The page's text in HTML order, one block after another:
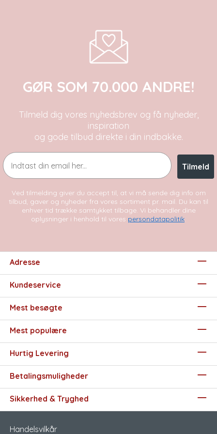
GØR SOM 70.000 ANDRE!
Tilmeld dig vores nyhedsbrev og få nyheder,
inspiration
og gode tilbud direkte i din indbakke.
Email
Tilmeld
Ved tilmelding giver du accept til, at vi må sende dig info om
tilbud, gaver og nyheder fra vores sortiment pr. mail. Du kan til
enhver tid trække samtykket tilbage. Vi behandler dine
oplysninger i henhold til vores persondatapolitik.
Adresse
Kundeservice
Mest besøgte
Mest populære
Hurtig Levering
Betalingsmuligheder
Sikkerhed & Tryghed
Handelsvilkår